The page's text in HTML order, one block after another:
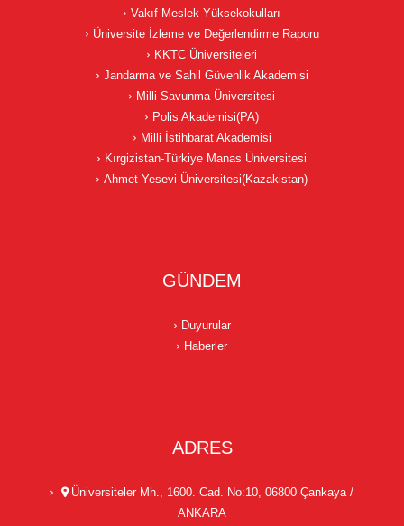
Vakıf Meslek Yüksekokulları
Üniversite İzleme ve Değerlendirme Raporu
KKTC Üniversiteleri
Jandarma ve Sahil Güvenlik Akademisi
Milli Savunma Üniversitesi
Polis Akademisi(PA)
Milli İstihbarat Akademisi
Kırgizistan-Türkiye Manas Üniversitesi
Ahmet Yesevi Üniversitesi(Kazakistan)
GÜNDEM
Duyurular
Haberler
ADRES
Üniversiteler Mh., 1600. Cad. No:10, 06800 Çankaya /
ANKARA